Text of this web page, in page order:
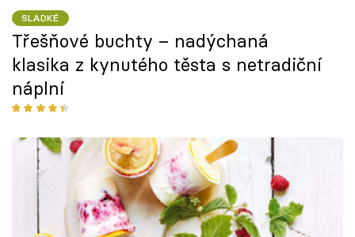
SLADKÉ
Třešňové buchty – nadýchaná
klasika z kynutého těsta s netradiční
náplní